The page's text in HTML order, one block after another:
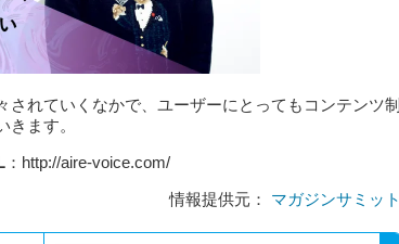
れていくなかで、ユーザーにとってもコンテンツ制
ます。
：http://aire-voice.com/
情報提供元： マガジンサミット